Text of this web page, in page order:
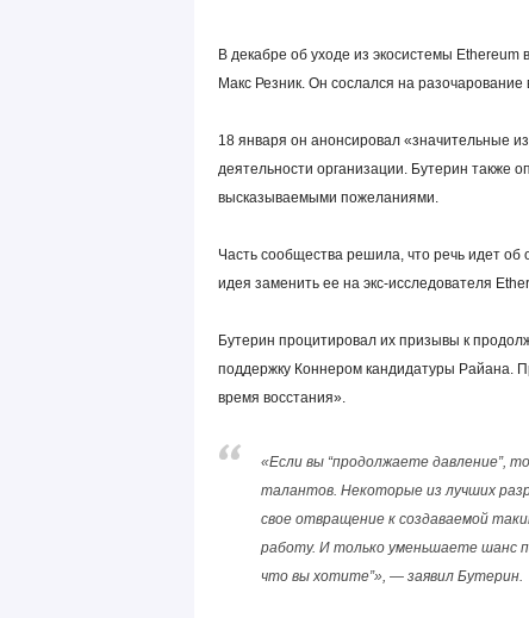
В декабре об уходе из экосистемы
Макс Резник. Он сослался на
18 января он анонсировал «значительные
деятельности организации. Бутерин также
высказываемыми пожеланиями.
Часть сообщества решила, что речь идет
идея заменить ее на экс-исследователя
Бутерин процитировал их призывы к
поддержку Коннером кандидатуры Райана.
время восстания».
«Если вы “продолжаете давление”,
талантов. Некоторые из лучших
свое отвращение к создаваемой
работу. И только уменьшаете шанс
что вы хотите”», — заявил Бутерин.